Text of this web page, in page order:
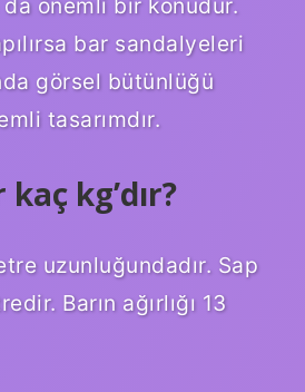
önemli bir konudur.
bar sandalyeleri
görsel bütünlüğü
tasarımdır.
kg’dır?
uzunluğundadır. Sap
Barın ağırlığı 13